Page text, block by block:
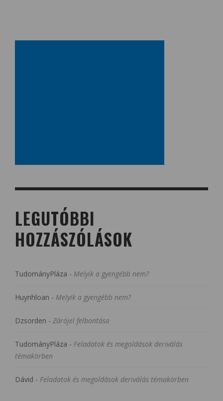
LEGUTÓBBI
HOZZÁSZÓLÁSOK
TudományPláza - Melyik a gyengébb nem?
Huynhloan - Melyik a gyengébb nem?
Dzsorden - Zárójel felbontása
TudományPláza - Feladatok és megoldások deriválás
témakörben
Dávid - Feladatok és megoldások deriválás témakörben